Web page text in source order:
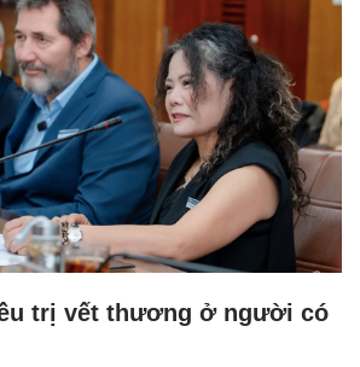
trị vết thương ở người có